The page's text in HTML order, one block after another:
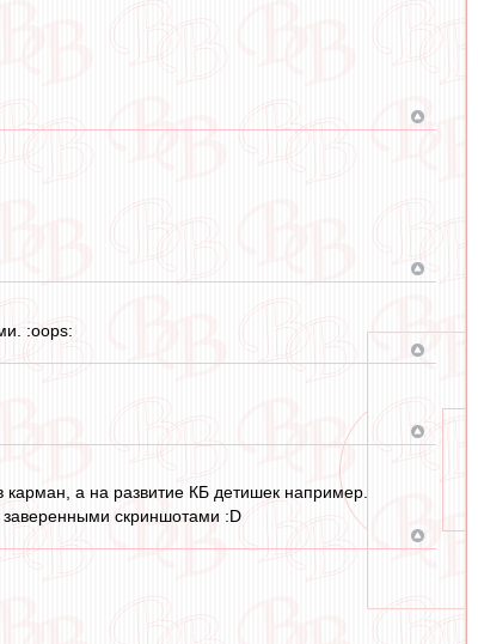
:oops:
карман, а на развитие КБ детишек например.
заверенными скриншотами :D